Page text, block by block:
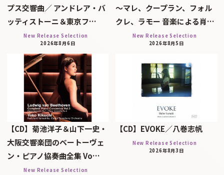
プス交響曲／ アンドレア・バ
ッティストーニ＆東京フ…
New Release Selection
2026年8月6日
～マレ、クープラン、フォル
クレ、ラモー 音楽による肖…
New Release Selection
2026年8月5日
【CD】菊池洋子＆山下一史・
大阪交響楽団のベートーヴェ
ン・ピアノ協奏曲全集 Vo…
New Release Selection
【CD】EVOKE／八巻志帆
New Release Selection
2026年8月3日